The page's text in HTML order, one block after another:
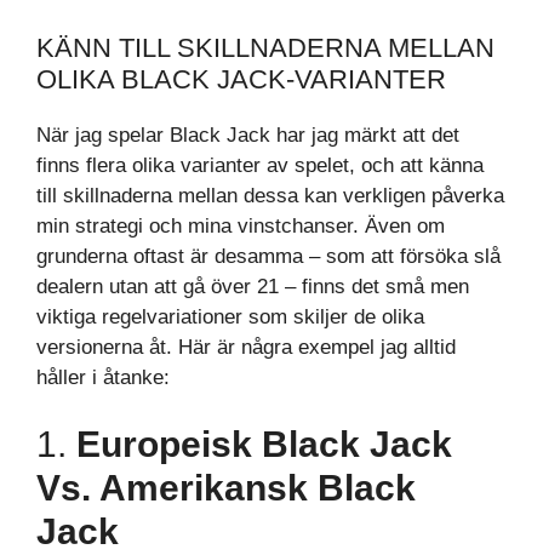
KÄNN TILL SKILLNADERNA MELLAN
OLIKA BLACK JACK-VARIANTER
När jag spelar Black Jack har jag märkt att det
finns flera olika varianter av spelet, och att känna
till skillnaderna mellan dessa kan verkligen påverka
min strategi och mina vinstchanser. Även om
grunderna oftast är desamma – som att försöka slå
dealern utan att gå över 21 – finns det små men
viktiga regelvariationer som skiljer de olika
versionerna åt. Här är några exempel jag alltid
håller i åtanke:
1. Europeisk Black Jack
Vs. Amerikansk Black
Jack